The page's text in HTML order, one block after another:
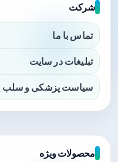
شرکت
تماس با ما
تبلیغات در سایت
سیاست پزشکی و سلب
محصولات ویژه